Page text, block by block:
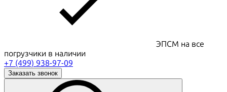
ЭПСМ на все
погрузчики в наличии
+7 (499) 938-97-09
Заказать звонок